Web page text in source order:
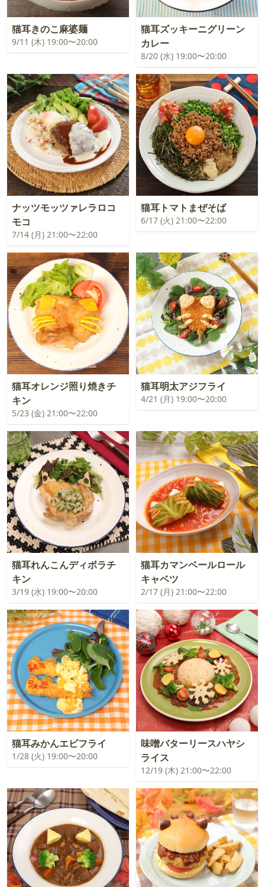
猫耳きのこ麻婆麺
9/11 (木) 19:00〜20:00
猫耳ズッキーニグリーン
カレー
8/20 (水) 19:00〜20:00
ナッツモッツァレラロコ
モコ
7/14 (月) 21:00〜22:00
猫耳トマトまぜそば
6/17 (火) 21:00〜22:00
猫耳オレンジ照り焼きチ
キン
5/23 (金) 21:00〜22:00
猫耳明太アジフライ
4/21 (月) 19:00〜20:00
猫耳れんこんディボラチ
キン
3/19 (水) 19:00〜20:00
猫耳カマンベールロール
キャベツ
2/17 (月) 21:00〜22:00
猫耳みかんエビフライ
1/28 (火) 19:00〜20:00
味噌バターリースハヤシ
ライス
12/19 (木) 21:00〜22:00